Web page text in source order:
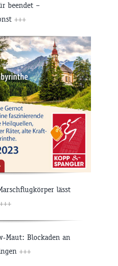
beendet –
+++
lässt
+++
Maut: Blockaden an
+++